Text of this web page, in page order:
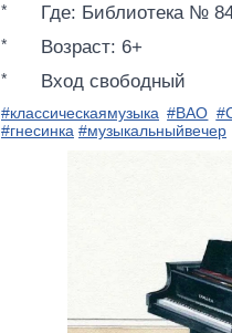
Где: Библиотека №
Возраст: 6+
Вход свободный
#классическаямузыка #ВАО
#гнесинка #музыкальныйвечер